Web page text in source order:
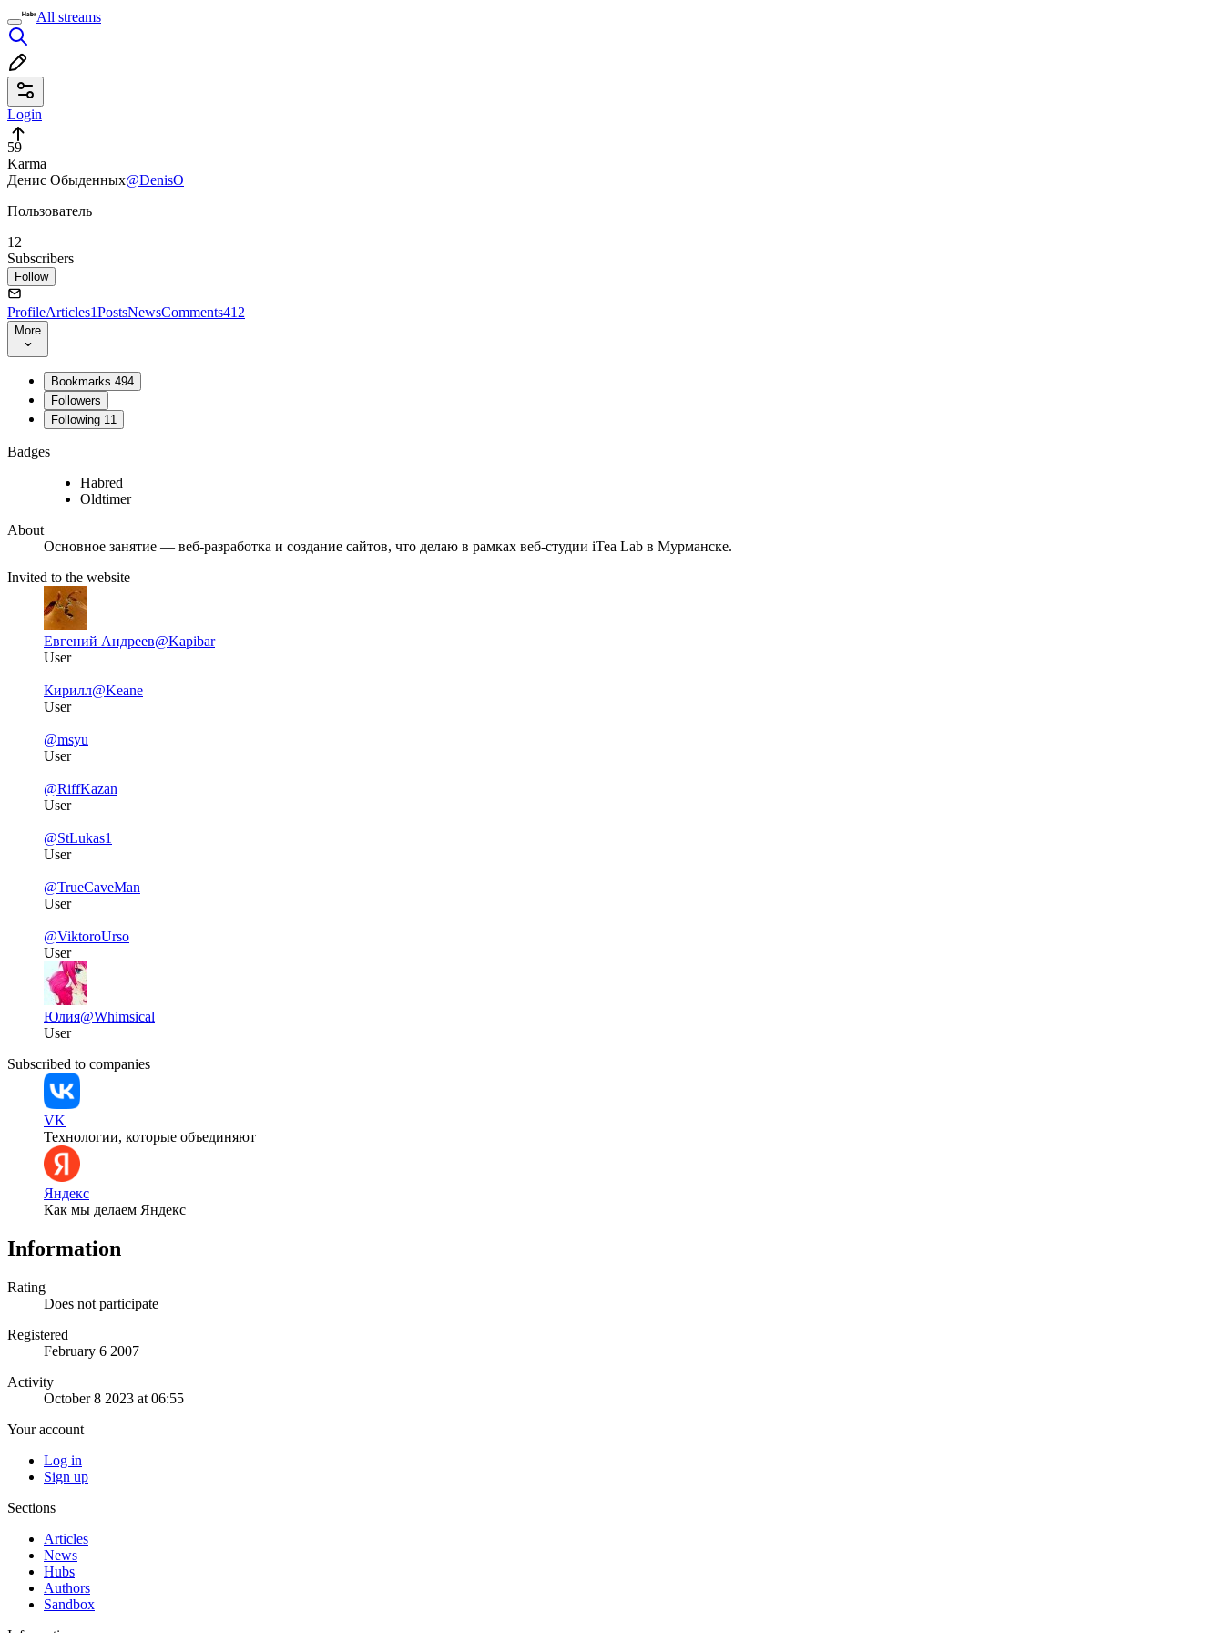
All streams
Login
59
Karma
Денис Обыденных@DenisO
Пользователь
12
Subscribers
Follow
ProfileArticles1PostsNewsComments412
More
Bookmarks 494
Followers
Following 11
Badges
Habred
Oldtimer
About
Основное занятие — веб-разработка и создание сайтов, что делаю в рамках веб-студии iTea Lab в Мурманске.
Invited to the website
Евгений Андреев@Kapibar
User
Кирилл@Keane
User
@msyu
User
@RiffKazan
User
@StLukas1
User
@TrueCaveMan
User
@ViktoroUrso
User
Юлия@Whimsical
User
Subscribed to companies
VK
Технологии, которые объединяют
Яндекс
Как мы делаем Яндекс
Information
Rating
Does not participate
Registered
February 6 2007
Activity
October 8 2023 at 06:55
Your account
Log in
Sign up
Sections
Articles
News
Hubs
Authors
Sandbox